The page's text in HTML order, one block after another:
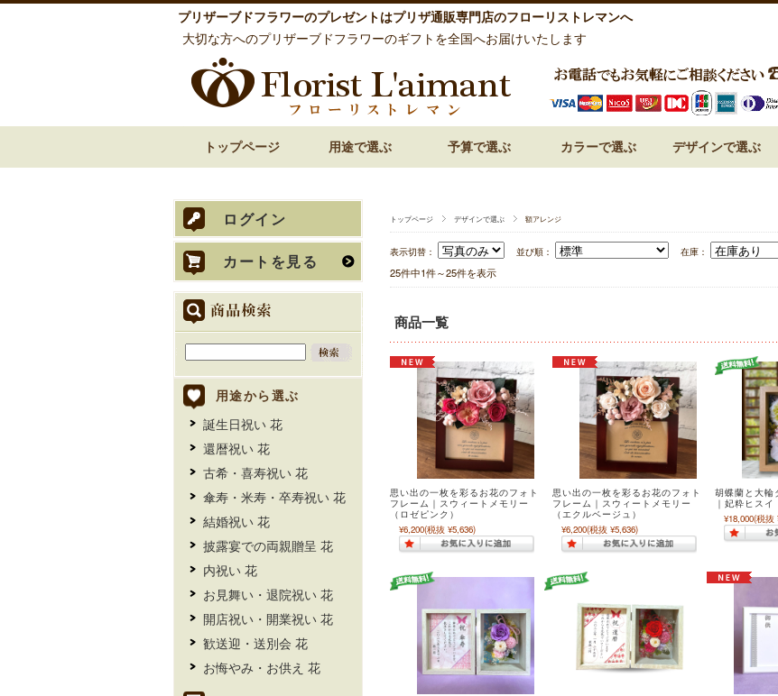
プリザーブドフラワーのプレゼントはプリザ通販専門店のフローリストレマンへ
大切な方へのプリザーブドフラワーのギフトを全国へお届けいたします
トップページ 用途で選ぶ 予算で選ぶ カラーで選ぶ デザインで選ぶ
トップページ デザインで選ぶ 額アレンジ
表示切替： 並び順： 在庫：
25件中1件～25件を表示
商品一覧
思い出の一枚を彩るお花のフォト
フレーム｜スウィートメモリー
（ロゼピンク）
¥6,200(税抜 ¥5,636)
思い出の一枚を彩るお花のフォト
フレーム｜スウィートメモリー
（エクルベージュ）
¥6,200(税抜 ¥5,636)
胡蝶蘭と大輪
｜妃粋ヒスイ
¥18,000(税抜
ログイン
カートを見る
用途から選ぶ
誕生日祝い 花
還暦祝い 花
古希・喜寿祝い 花
傘寿・米寿・卒寿祝い 花
結婚祝い 花
披露宴での両親贈呈 花
内祝い 花
お見舞い・退院祝い 花
開店祝い・開業祝い 花
歓送迎・送別会 花
お悔やみ・お供え 花